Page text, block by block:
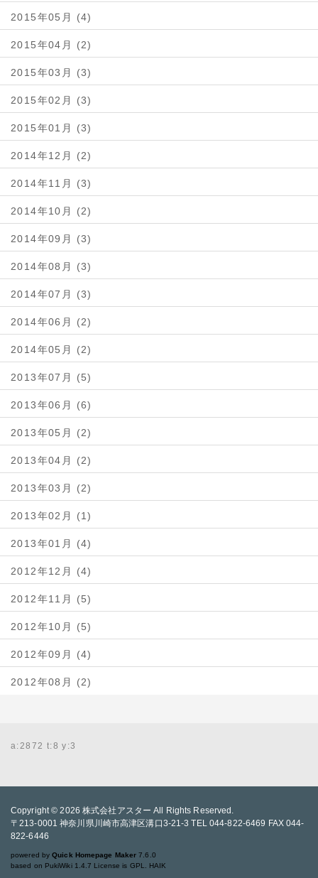
2015年05月 (4)
2015年04月 (2)
2015年03月 (3)
2015年02月 (3)
2015年01月 (3)
2014年12月 (2)
2014年11月 (3)
2014年10月 (2)
2014年09月 (3)
2014年08月 (3)
2014年07月 (3)
2014年06月 (2)
2014年05月 (2)
2013年07月 (5)
2013年06月 (6)
2013年05月 (2)
2013年04月 (2)
2013年03月 (2)
2013年02月 (1)
2013年01月 (4)
2012年12月 (4)
2012年11月 (5)
2012年10月 (5)
2012年09月 (4)
2012年08月 (2)
a:2872 t:8 y:3
Copyright © 2026株式会社アスター All Rights Reserved.
〒213-0001 神奈川県川崎市高津区溝口3-21-3 TEL 044-822-6469 FAX 044-
822-6446
powered byQuick Homepage Maker 7.6.0
based on PukiWiki 1.4.7 License is GPL. HAIK